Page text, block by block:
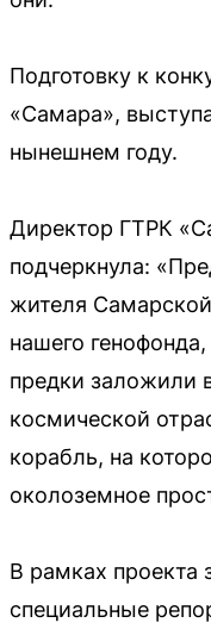
Подготовку к
«Самара»,
нынешнем году.
Директор ГТРК
подчеркнула:
жителя
нашего
предки заложили
космической
корабль, на
околоземное
В рамках проекта
специальные